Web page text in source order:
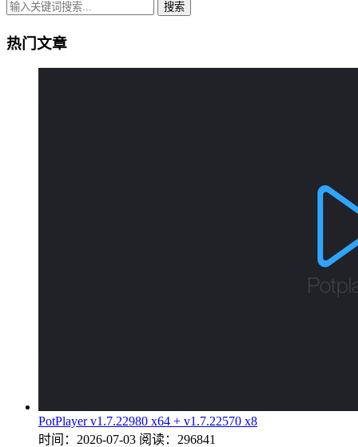
搜索
热门文章
PotPlayer v1.7.22980 x64 + v1.7.22570 x8
时间：2026-07-03 阅读：296841